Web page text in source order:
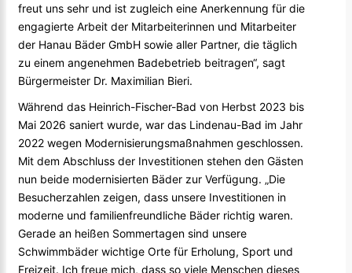
freut uns sehr und ist zugleich eine Anerkennung für die
engagierte Arbeit der Mitarbeiterinnen und Mitarbeiter
der Hanau Bäder GmbH sowie aller Partner, die täglich
zu einem angenehmen Badebetrieb beitragen“, sagt
Bürgermeister Dr. Maximilian Bieri.
Während das Heinrich-Fischer-Bad von Herbst 2023 bis
Mai 2026 saniert wurde, war das Lindenau-Bad im Jahr
2022 wegen Modernisierungsmaßnahmen geschlossen.
Mit dem Abschluss der Investitionen stehen den Gästen
nun beide modernisierten Bäder zur Verfügung. „Die
Besucherzahlen zeigen, dass unsere Investitionen in
moderne und familienfreundliche Bäder richtig waren.
Gerade an heißen Sommertagen sind unsere
Schwimmbäder wichtige Orte für Erholung, Sport und
Freizeit. Ich freue mich, dass so viele Menschen dieses